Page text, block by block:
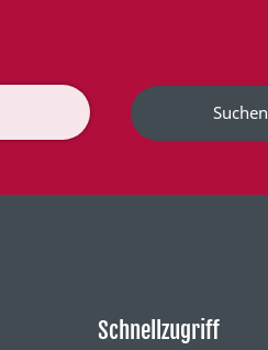
Suchen
Schnellzugriff